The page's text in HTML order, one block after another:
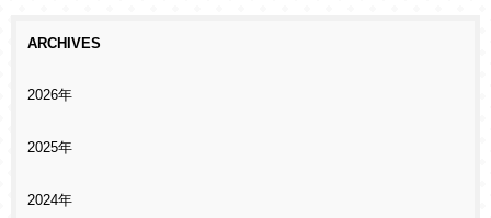
ARCHIVES
2026年
2025年
2024年